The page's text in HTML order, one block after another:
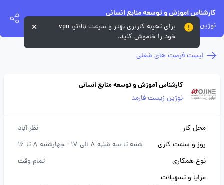
کارشناس آموزش و توسعه منابع انسانی
نوژین زیست فارمد
لیست فرصت های شغلی
کارشناس آموزش و توسعه منابع انسانی
نوژین زیست فارمد
محل کار
نظر آباد
روز و ساعت کاری
شنبه تا سه شنبه 8 الی 17 - چهارشنبه 8 تا 16
نوع همکاری
تمام وقت
مزایا و تسهیلات
برای تجربه کاربری بهتر و سرعت بالاتر، vpn
خود را خاموش کنید.